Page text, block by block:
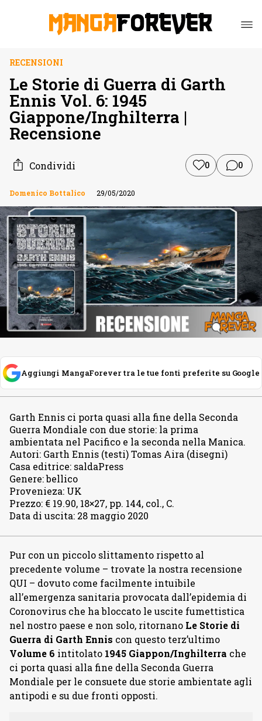
RECENSIONI
Le Storie di Guerra di Garth
Ennis Vol. 6: 1945
Giappone/Inghilterra |
Recensione
Condividi 0 0
Domenico Bottalico 29/05/2020
Aggiungi MangaForever tra le tue fonti preferite su Google
Garth Ennis ci porta quasi alla fine della Seconda
Guerra Mondiale con due storie: la prima
ambientata nel Pacifico e la seconda nella Manica.
Autori: Garth Ennis (testi) Tomas Aira (disegni)
Casa editrice: saldaPress
Genere:bellico
Provenieza: UK
Prezzo: € 19.90, 18×27, pp. 144, col., C.
Data di uscita: 28 maggio 2020
Pur con un piccolo slittamento rispetto al
precedente volume – trovate la nostra recensione
QUI – dovuto come facilmente intuibile
all’emergenza sanitaria provocata dall’epidemia di
Coronovirus che ha bloccato le uscite fumettistica
nel nostro paese e non solo, ritornano Le Storie di
Guerra di Garth Ennis con questo terz’ultimo
Volume 6 intitolato 1945 Giappon/Inghilterra che
ci porta quasi alla fine della Seconda Guerra
Mondiale per le consuete due storie ambientate agli
antipodi e su due fronti opposti.